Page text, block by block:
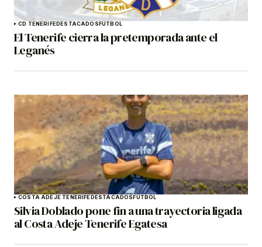
CD TENERIFEDESTACADOSFÚTBOL
El Tenerife cierra la pretemporada ante el
Leganés
COSTA ADEJE TENERIFEDESTACADOSFÚTBOL
Silvia Doblado pone fin a una trayectoria ligada
al Costa Adeje Tenerife Egatesa